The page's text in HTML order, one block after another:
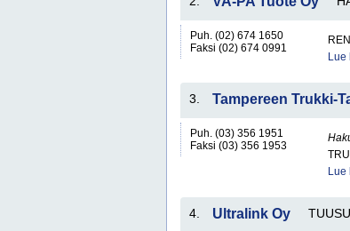
Puh. (02) 674 1650
Faksi (02) 674 0991
Lue
3. Tampereen Trukki-
Puh. (03) 356 1951
Faksi (03) 356 1953
Lue
4. Ultralink Oy